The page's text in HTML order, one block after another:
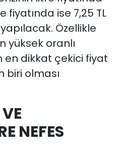
fiyatında ise 7,25 TL
Özellikle
yüksek oranlı
en dikkat çekici fiyat
biri olması
NEFES